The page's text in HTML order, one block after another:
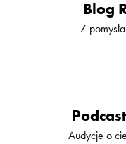
Blog
Z
Audycje o